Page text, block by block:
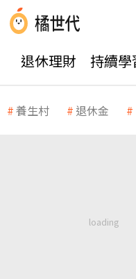
退休理財 持續學
養生村 退休金